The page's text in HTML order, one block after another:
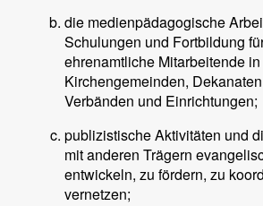
die medienpädagogische
Schulungen und Fortbildung
ehrenamtliche Mitarbeitende in
Kirchengemeinden,
Verbänden und Einrichtungen;
publizistische Aktivitäten und
mit anderen Trägern
entwickeln, zu fördern, zu
vernetzen;